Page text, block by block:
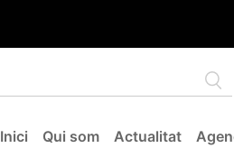
Navegació principal
Inici Qui som Actualitat